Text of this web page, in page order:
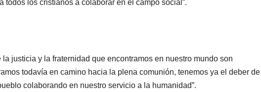
los cristianos a colaborar en el campo social”.
justicia y la fraternidad que encontramos en nuestro mundo son
todavía en camino hacia la plena comunión, tenemos ya el deber de
colaborando en nuestro servicio a la humanidad”.